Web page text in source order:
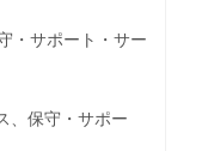
サポート・サー
保守・サポー